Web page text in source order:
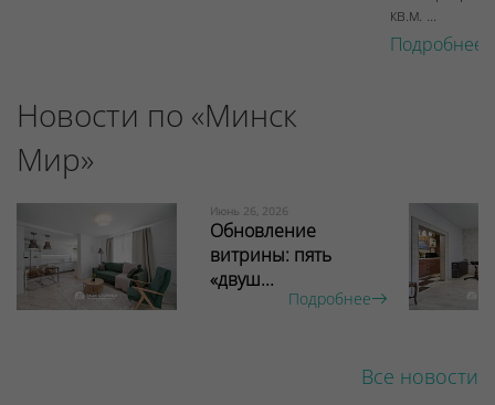
кв.м. ...
Подробнее
Новости по «Минск
Мир»
Июнь 26, 2026
Обновление
витрины: пять
«двуш...
Подробнее
Все новости